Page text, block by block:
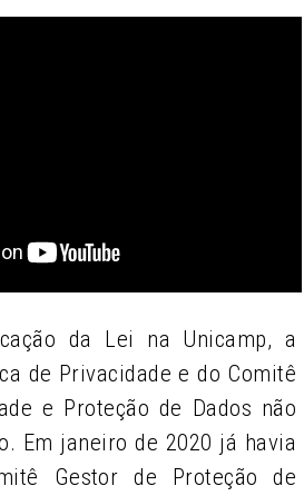
da Lei na Unicamp, a
de Privacidade e do Comitê
e Proteção de Dados não
Em janeiro de 2020 já havia
Gestor de Proteção de